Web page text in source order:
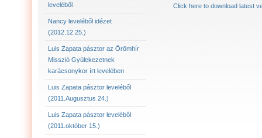
LUIS ZAPATA PÁSZTOR AZ ÖRÖMHÍR MISSZIÓ
2012.12.25. NANCY LEVELÉBŐL IDÉZET:
leveléből
Nancy leveléből idézet
(2012.12.25.)
Luis Zapata pásztor az Örömhír
Misszió Gyülekezetnek
karácsonykor írt levelében
Luis Zapata pásztor leveléből
(2011.Augusztus 24.)
Luis Zapata pásztor leveléből
(2011.október 15.)
Click here to download latest